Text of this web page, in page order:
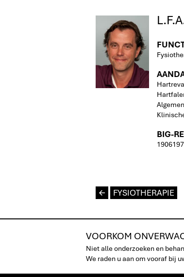
BIG-
L FYSIOTHERAPIE
VOORKOM
Niet alle onderzoeken en
We raden u aan om vooraf bij